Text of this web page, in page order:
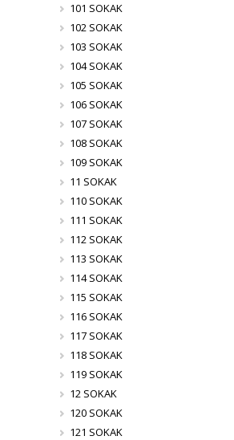
101 SOKAK
102 SOKAK
103 SOKAK
104 SOKAK
105 SOKAK
106 SOKAK
107 SOKAK
108 SOKAK
109 SOKAK
11 SOKAK
110 SOKAK
111 SOKAK
112 SOKAK
113 SOKAK
114 SOKAK
115 SOKAK
116 SOKAK
117 SOKAK
118 SOKAK
119 SOKAK
12 SOKAK
120 SOKAK
121 SOKAK